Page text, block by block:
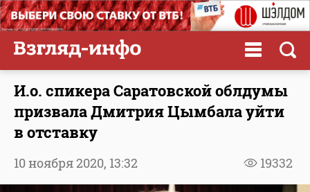
И.о. спикера Саратовской облдумы
призвала Дмитрия Цымбала уйти
в отставку
19332
10 ноября 2020, 13:32